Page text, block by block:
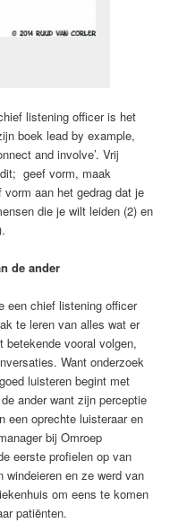
listening officer is het
boek lead by example,
and involve’. Vrij
geef vorm, maak
aan het gedrag dat je
die je wilt leiden (2) en
de ander
een chief listening officer
te leren van alles wat er
betekende vooral volgen,
Want onderzoek
luisteren begint met
ander want zijn perceptie
een oprechte luisteraar en
bij Omroep
eerste profielen op van
windeieren en ze werd van
om eens te komen
patiënten.